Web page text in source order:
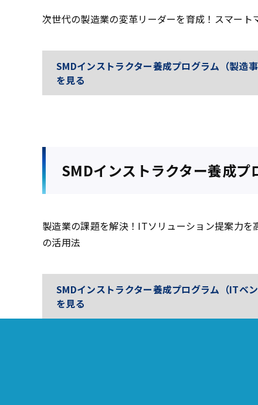
次世代の製造業の変革リーダーを育成！スマー
SMDインストラクター養成プログラム（製造事
を見る
SMDインストラクター養成プ
製造業の課題を解決！ITソリューション提案力を
の活用法
SMDインストラクター養成プログラム（ITベン
を見る